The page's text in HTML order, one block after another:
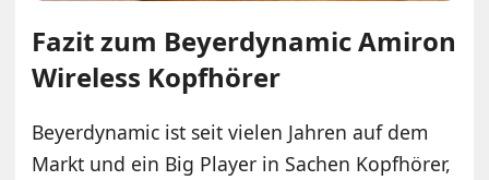
Fazit zum Beyerdynamic Amiron
Wireless Kopfhörer
Beyerdynamic ist seit vielen Jahren auf dem
Markt und ein Big Player in Sachen Kopfhörer,